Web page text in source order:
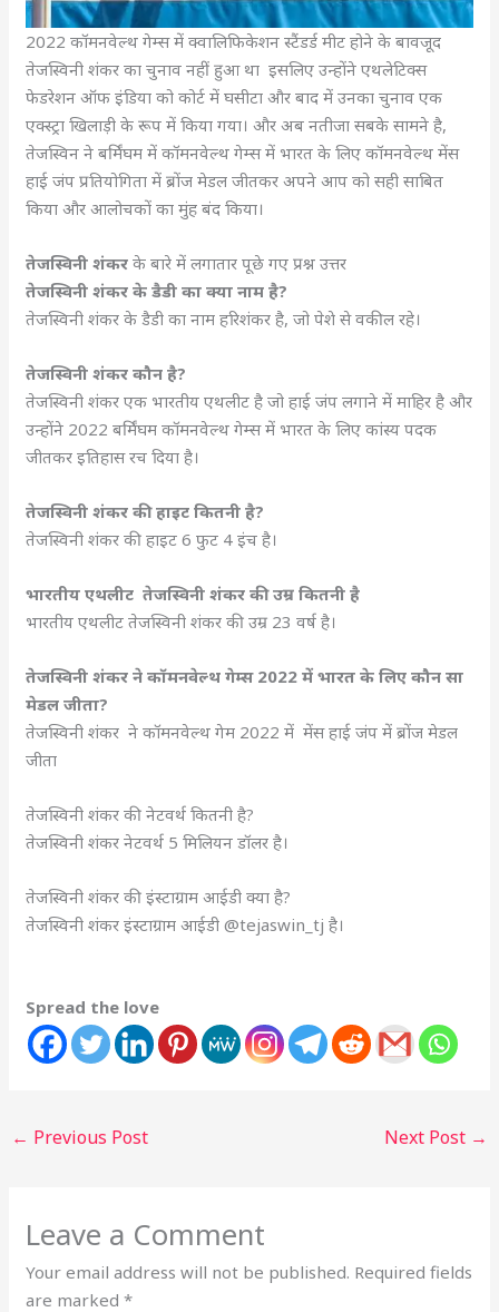
2022 कॉमनवेल्थ गेम्स में क्वालिफिकेशन स्टैंडर्ड मीट होने के बावजूद
तेजस्विनी शंकर का चुनाव नहीं हुआ था इसलिए उन्होंने एथलेटिक्स
फेडरेशन ऑफ इंडिया को कोर्ट में घसीटा और बाद में उनका चुनाव एक
एक्स्ट्रा खिलाड़ी के रूप में किया गया। और अब नतीजा सबके सामने है,
तेजस्विन ने बर्मिंघम में कॉमनवेल्थ गेम्स में भारत के लिए कॉमनवेल्थ मेंस
हाई जंप प्रतियोगिता में ब्रोंज मेडल जीतकर अपने आप को सही साबित
किया और आलोचकों का मुंह बंद किया।
तेजस्विनी शंकर के बारे में लगातार पूछे गए प्रश्न उत्तर
तेजस्विनी शंकर के डैडी का क्या नाम है?
तेजस्विनी शंकर के डैडी का नाम हरिशंकर है, जो पेशे से वकील रहे।
तेजस्विनी शंकर कौन है?
तेजस्विनी शंकर एक भारतीय एथलीट है जो हाई जंप लगाने में माहिर है और
उन्होंने 2022 बर्मिंघम कॉमनवेल्थ गेम्स में भारत के लिए कांस्य पदक
जीतकर इतिहास रच दिया है।
तेजस्विनी शंकर की हाइट कितनी है?
तेजस्विनी शंकर की हाइट 6 फुट 4 इंच है।
भारतीय एथलीट तेजस्विनी शंकर की उम्र कितनी है
भारतीय एथलीट तेजस्विनी शंकर की उम्र 23 वर्ष है।
तेजस्विनी शंकर ने कॉमनवेल्थ गेम्स 2022 में भारत के लिए कौन सा
मेडल जीता?
तेजस्विनी शंकर ने कॉमनवेल्थ गेम 2022 में मेंस हाई जंप में ब्रोंज मेडल
जीता
तेजस्विनी शंकर की नेटवर्थ कितनी है?
तेजस्विनी शंकर नेटवर्थ 5 मिलियन डॉलर है।
तेजस्विनी शंकर की इंस्टाग्राम आईडी क्या है?
तेजस्विनी शंकर इंस्टाग्राम आईडी @tejaswin_tj है।
Spread the love
← Previous Post Next Post →
Leave a Comment
Your email address will not be published. Required fields
are marked*